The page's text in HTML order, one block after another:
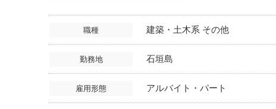
職種 建築・土木系 その他
勤務地 石垣島
雇用形態 アルバイト・パート